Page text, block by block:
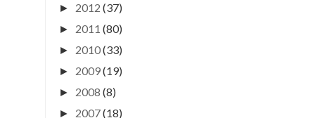
► 2012 (37)
► 2011 (80)
► 2010(33)
► 2009(19)
► 2008 (8)
► 2007(18)